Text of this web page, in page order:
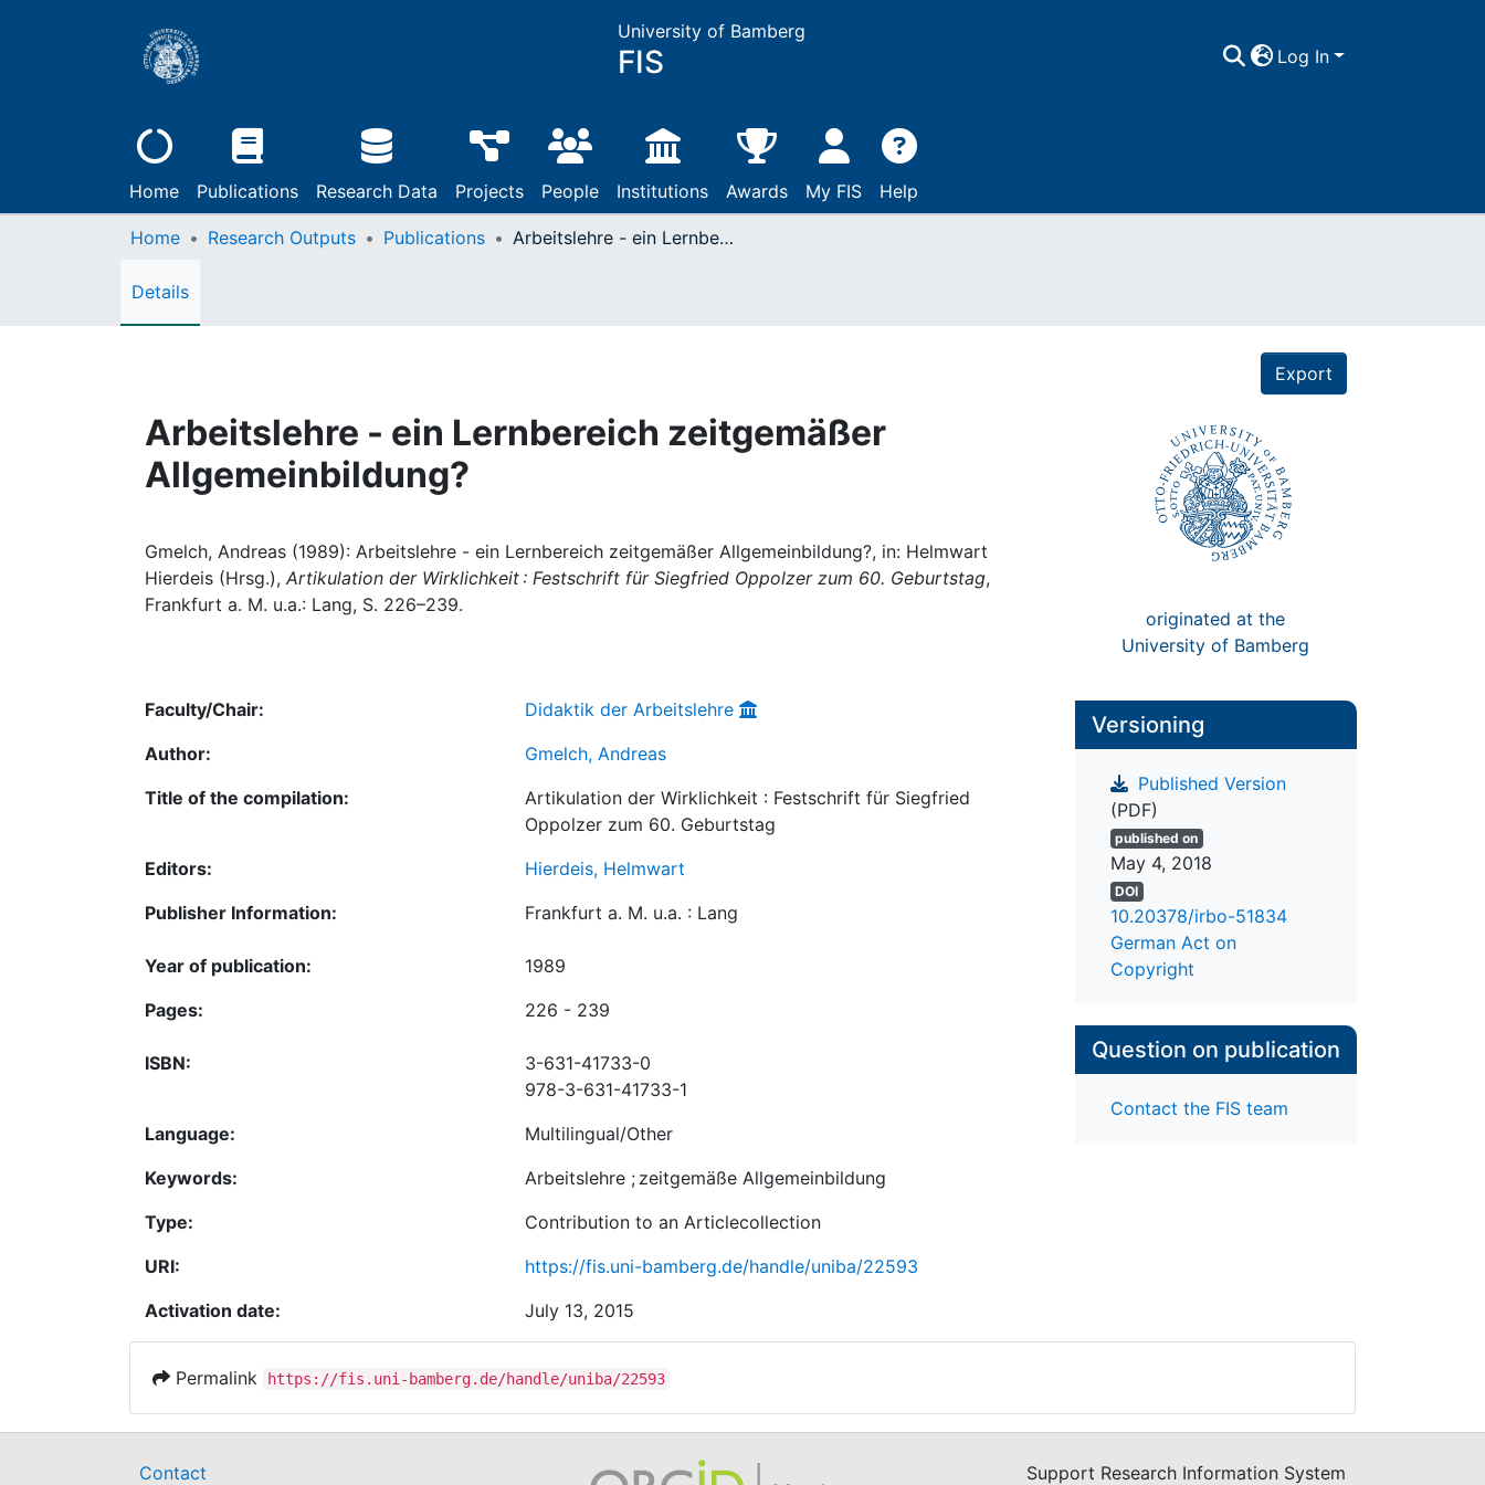
University of Bamberg
FIS Log In
Home Publications Research Data Projects People Institutions Awards My FIS Help
Home Research Outputs Publications Arbeitslehre - ein Lernbereich zeitgemäßer Allgemeinbildung?
Details
Export
Arbeitslehre - ein Lernbereich zeitgemäßer
Allgemeinbildung?
Gmelch, Andreas (1989): Arbeitslehre - ein Lernbereich zeitgemäßer Allgemeinbildung?, in: Helmwart
Hierdeis (Hrsg.), Artikulation der Wirklichkeit : Festschrift für Siegfried Oppolzer zum 60. Geburtstag,
Frankfurt a. M. u.a.: Lang, S. 226–239.
originated at the
University of Bamberg
Faculty/Chair:
Didaktik der Arbeitslehre
Author:
Gmelch, Andreas
Title of the compilation:
Artikulation der Wirklichkeit : Festschrift für Siegfried
Oppolzer zum 60. Geburtstag
Editors:
Hierdeis, Helmwart
Publisher Information:
Frankfurt a. M. u.a. : Lang
Year of publication:
1989
Pages:
226 - 239
ISBN:
3-631-41733-0
978-3-631-41733-1
Language:
Multilingual/Other
Keywords:
Arbeitslehre ; zeitgemäße Allgemeinbildung
Type:
Contribution to an Articlecollection
URI:
https://fis.uni-bamberg.de/handle/uniba/22593
Activation date:
July 13, 2015
Versioning
Published Version
(PDF)
published on
May 4, 2018
DOI
10.20378/irbo-51834
German Act on
Copyright
Question on publication
Contact the FIS team
Permalink https://fis.uni-bamberg.de/handle/uniba/22593
Contact Support Research Information System